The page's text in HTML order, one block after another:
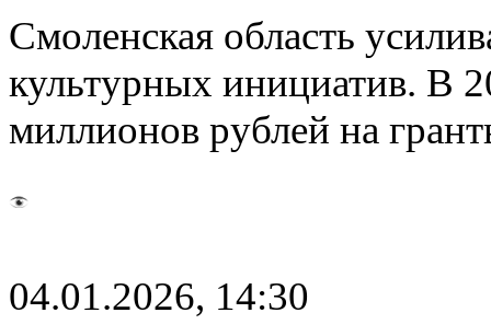
Смоленская область
культурных инициатив. В
миллионов рублей на
04.01.2026, 14:30